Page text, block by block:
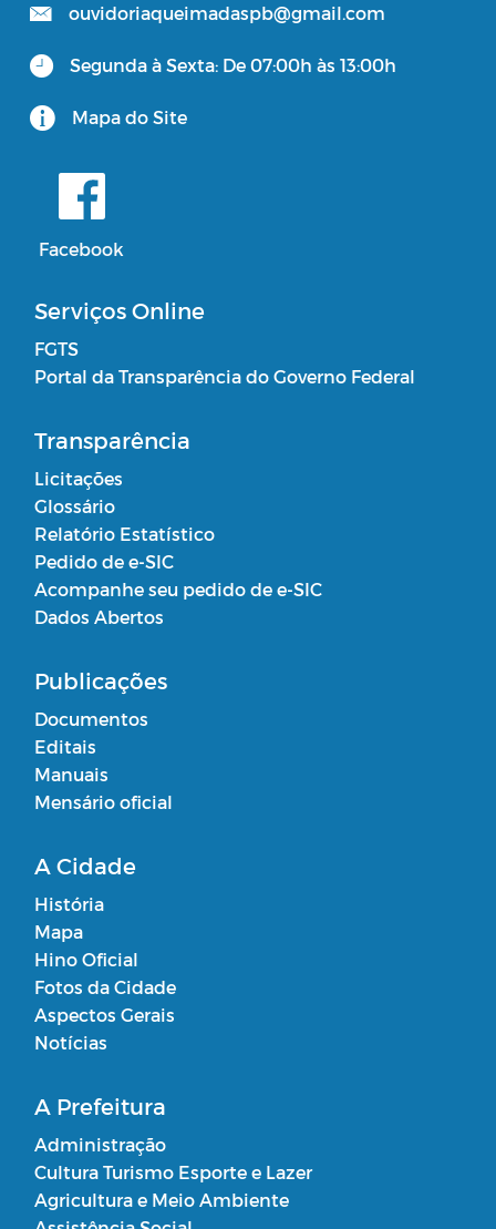
ouvidoriaqueimadaspb@gmail.com
Segunda à Sexta: De 07:00h às 13:00h
Mapa do Site
Facebook
Serviços Online
FGTS
Portal da Transparência do Governo Federal
Transparência
Licitações
Glossário
Relatório Estatístico
Pedido de e-SIC
Acompanhe seu pedido de e-SIC
Dados Abertos
Publicações
Documentos
Editais
Manuais
Mensário oficial
A Cidade
História
Mapa
Hino Oficial
Fotos da Cidade
Aspectos Gerais
Notícias
A Prefeitura
Administração
Cultura Turismo Esporte e Lazer
Agricultura e Meio Ambiente